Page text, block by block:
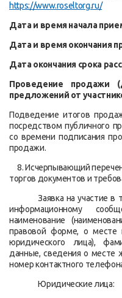
https://www.roseltorg.ru/
Дата и время начала
Дата и время окончания
Дата окончания срока
Проведение продажи
предложений от
Подведение итогов
посредством публичного
со времени подписания
продажи.
8. Исчерпывающий
торгов документов и
Заявка на участие
информационному
наименование
правовой форме, о месте
юридического лица),
данные, сведения о месте
номер контактного
Юридические лица: